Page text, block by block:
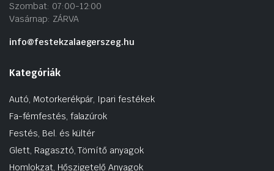
Szombat: 07:00-12:00
Vasárnap: ZÁRVA
info@festekzalaegerszeg.hu
Kategóriák
Autó, Motorkerékpár, Ipari festékek
Fa-fémfestés, falazúrok
Festés, Bel. és kültér
Glett, Ragasztó, Tömítő anyagok
Homlokzat, Hőszigetelő Anyagok